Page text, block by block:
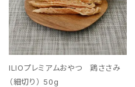
ILIOプレミアムおやつ 鶏ささみ
（細切り） 50g